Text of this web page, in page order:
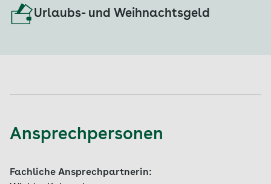
Urlaubs- und Weihnachtsgeld
Ansprechpersonen
Fachliche Ansprechpartnerin: